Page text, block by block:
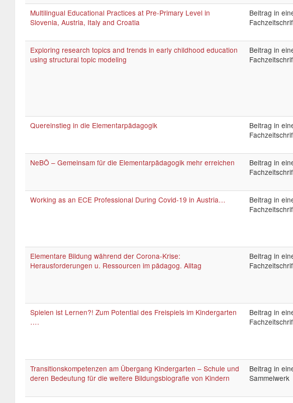
Multilingual Educational Practices at Pre-Primary Level in
Slovenia, Austria, Italy and Croatia
Beitrag in
Exploring research topics and trends in early childhood education
using structural topic modeling
Beitrag in
Quereinstieg in die Elementarpädagogik
Beitrag in
NeBÖ – Gemeinsam für die Elementarpädagogik mehr erreichen
Beitrag in
Working as an ECE Professional During Covid-19 in Austria…
Beitrag in
Elementare Bildung während der Corona-Krise:
Herausforderungen u. Ressourcen im pädagog. Alltag
Beitrag in
Spielen ist Lernen?! Zum Potential des Freispiels im Kindergarten
….
Beitrag in
Transitionskompetenzen am Übergang Kindergarten – Schule und
deren Bedeutung für die weitere Bildungsbiografie von Kindern
Beitrag in
Sammelwerk